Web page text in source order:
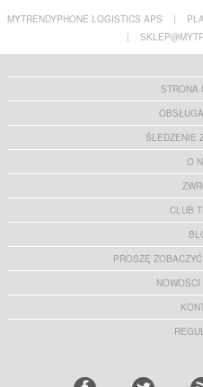
MYTRENDYPHONE LOGISTICS APS |
|
STRONA
ŚLEDZENIE
O
CLUB
PROSZĘ